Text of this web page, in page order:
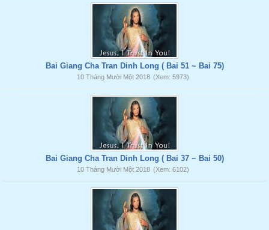
Bai Giang Cha Tran Dinh Long ( Bai 51 ~ Bai 75)
10 Tháng Mười Một 2018 (Xem: 5973)
Bai Giang Cha Tran Dinh Long ( Bai 37 ~ Bai 50)
10 Tháng Mười Một 2018 (Xem: 6102)